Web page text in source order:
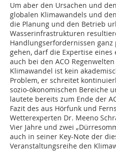
Um aber den Ursachen und
globalen Klimawandels und
die Planung und den Betrieb
Wasserinfrastrukturen
Handlungserfordernissen
gehen, darf die Expertise
auch bei den ACO
Klimawandel ist kein
Problem, er schreitet
sozio-ökonomischen Bereiche
lautete bereits zum Ende der
Fazit des aus Hörfunk und
Wetterexperten Dr. Meeno
Vier Jahre und zwei
auch in seiner Key-Note der
Veranstaltungsreihe den